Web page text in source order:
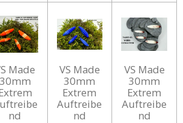
Made
30mm
nd
VS Made
30mm
Extrem
Auftreibe
nd
VS Made
30mm
Extrem
Auftreibe
nd